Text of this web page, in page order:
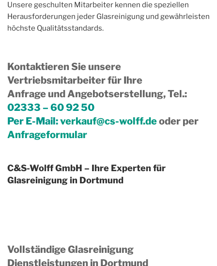
Unsere geschulten Mitarbeiter kennen die speziellen
Herausforderungen jeder Glasreinigung und gewährleisten
höchste Qualitätsstandards.
Kontaktieren Sie unsere
Vertriebsmitarbeiter für Ihre
Anfrage und Angebotserstellung, Tel.:
02333 – 60 92 50
Per E-Mail:verkauf@cs-wolff.deoder per
Anfrageformular
C&S-Wolff GmbH – Ihre Experten für
Glasreinigung in Dortmund
Vollständige Glasreinigung
Dienstleistungen in Dortmund